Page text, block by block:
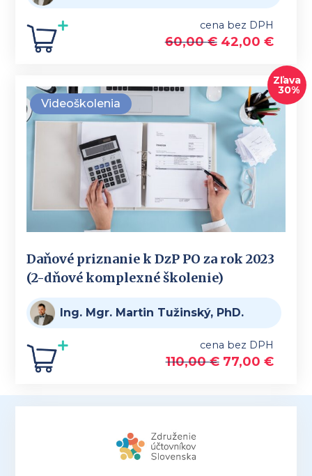
cena bez DPH
60,00€ 42,00 €
Videoškolenia
Zľava
30%
Daňové priznanie k DzP PO za rok 2023
(2-dňové komplexné školenie)
Ing. Mgr. Martin Tužinský, PhD.
cena bez DPH
110,00€ 77,00 €